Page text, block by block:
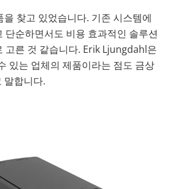
찾고 있었습니다. 기존 시스템에
단순하면서도 비용 효과적인 솔루션
고른 것 같습니다. Erik Ljungdahl은
있는 업체의 제품이라는 점도 금상
말합니다.